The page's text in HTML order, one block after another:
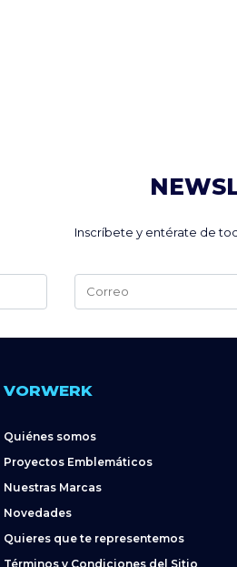
Inscríbete y entérate de
VORWERK
Quiénes somos
Proyectos Emblemáticos
Nuestras Marcas
Novedades
Quieres que te representemos
Términos y Condiciones del Sitio